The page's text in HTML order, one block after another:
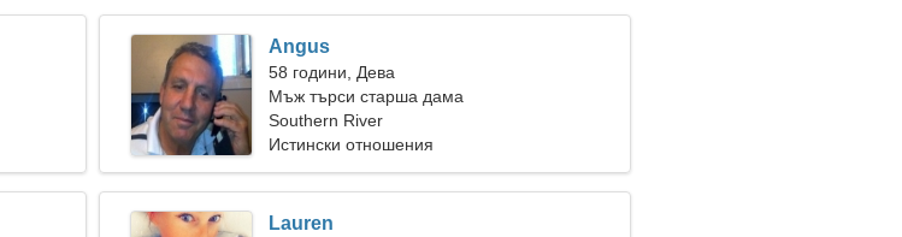
Angus
58 години, Дева
Мъж търси старша дама
Southern River
Истински отношения
Lauren